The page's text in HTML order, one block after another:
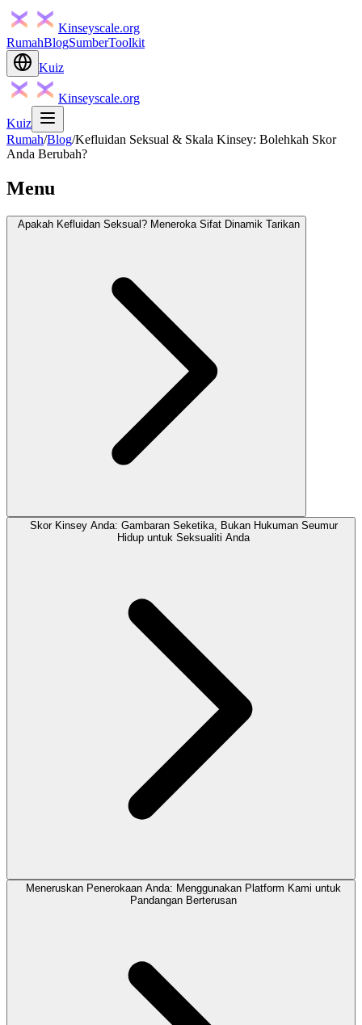
Kinseyscale.org
RumahBlogSumberToolkit
Kuiz
Kinseyscale.org
Kuiz
Rumah/Blog/Kefluidan Seksual & Skala Kinsey: Bolehkah Skor
Anda Berubah?
Menu
Apakah Kefluidan Seksual? Meneroka Sifat Dinamik Tarikan
Skor Kinsey Anda: Gambaran Seketika, Bukan Hukuman Seumur
Hidup untuk Seksualiti Anda
Meneruskan Penerokaan Anda: Menggunakan Platform Kami untuk
Pandangan Berterusan